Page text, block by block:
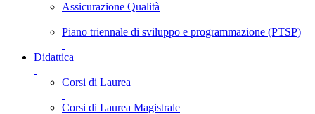
Assicurazione Qualità
Piano triennale di sviluppo e programmazione (PTSP)
Didattica
Corsi di Laurea
Corsi di Laurea Magistrale